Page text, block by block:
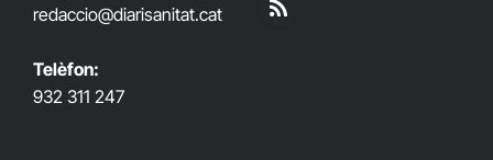
redaccio@diarisanitat.cat
Telèfon:
932 311 247
RSS